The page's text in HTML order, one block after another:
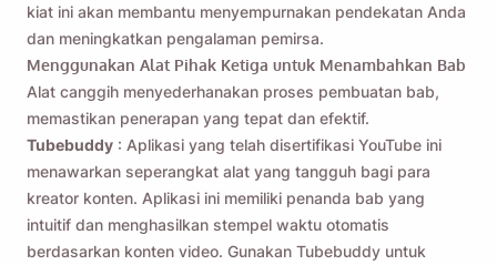
kiat ini akan membantu menyempurnakan pendekatan Anda
dan meningkatkan pengalaman pemirsa.
Menggunakan Alat Pihak Ketiga untuk Menambahkan Bab
Alat canggih menyederhanakan proses pembuatan bab,
memastikan penerapan yang tepat dan efektif.
Tubebuddy : Aplikasi yang telah disertifikasi YouTube ini
menawarkan seperangkat alat yang tangguh bagi para
kreator konten. Aplikasi ini memiliki penanda bab yang
intuitif dan menghasilkan stempel waktu otomatis
berdasarkan konten video. Gunakan Tubebuddy untuk